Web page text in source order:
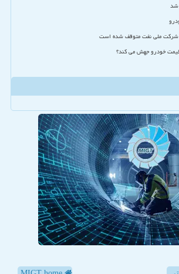
شرکت ملی نفت متوقف شده است
خودرو جهش می کند؟